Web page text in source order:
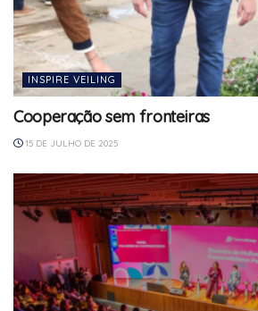
INSPIRE VEILING
Cooperação sem fronteiras
15 DE JULHO DE 2025